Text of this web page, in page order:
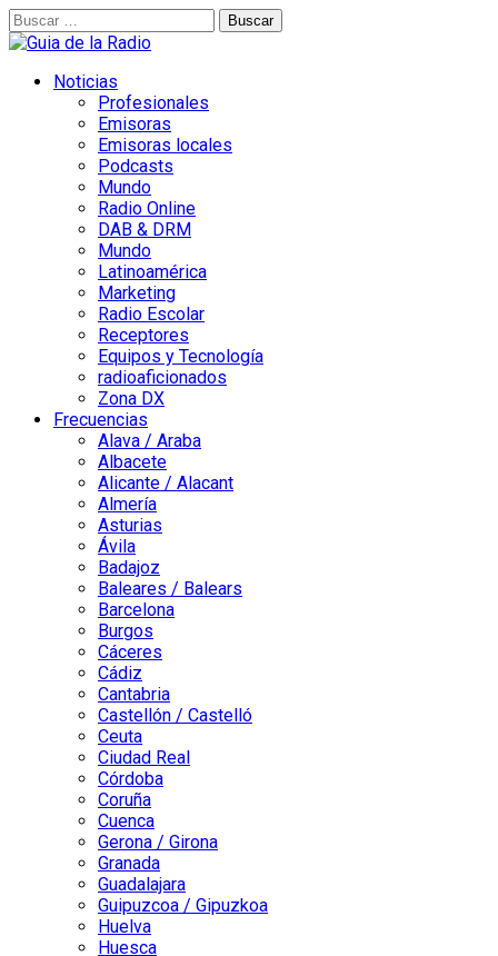
Buscar:
Noticias
Profesionales
Emisoras
Emisoras locales
Podcasts
Mundo
Radio Online
DAB & DRM
Mundo
Latinoamérica
Marketing
Radio Escolar
Receptores
Equipos y Tecnología
radioaficionados
Zona DX
Frecuencias
Alava / Araba
Albacete
Alicante / Alacant
Almería
Asturias
Ávila
Badajoz
Baleares / Balears
Barcelona
Burgos
Cáceres
Cádiz
Cantabria
Castellón / Castelló
Ceuta
Ciudad Real
Córdoba
Coruña
Cuenca
Gerona / Girona
Granada
Guadalajara
Guipuzcoa / Gipuzkoa
Huelva
Huesca